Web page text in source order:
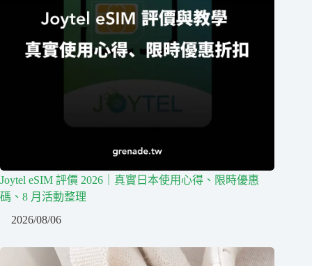
Joytel eSIM 評價 2026｜真實日本使用心得、限時優惠
碼、8 月活動整理
2026/08/06